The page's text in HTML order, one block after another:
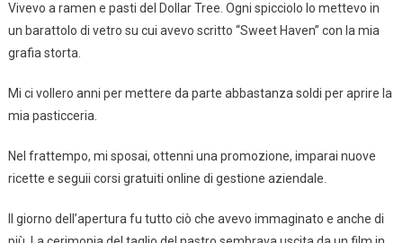
Vivevo a ramen e pasti del Dollar Tree. Ogni spicciolo lo mettevo in
un barattolo di vetro su cui avevo scritto “Sweet Haven” con la mia
grafia storta.
Mi ci vollero anni per mettere da parte abbastanza soldi per aprire la
mia pasticceria.
Nel frattempo, mi sposai, ottenni una promozione, imparai nuove
ricette e seguii corsi gratuiti online di gestione aziendale.
Il giorno dell’apertura fu tutto ciò che avevo immaginato e anche di